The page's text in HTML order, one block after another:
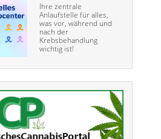
Ihre zentrale
Anlaufstelle für alles,
was vor, während und
nach der
Krebsbehandlung
wichtig ist!